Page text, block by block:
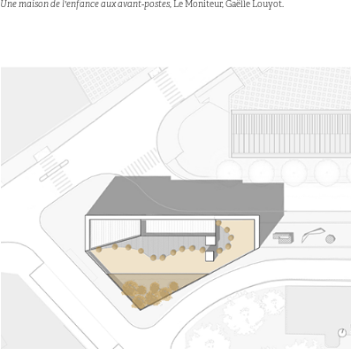
Une maison de l'enfance aux avant-postes, Le Moniteur, Gaëlle Louyot.